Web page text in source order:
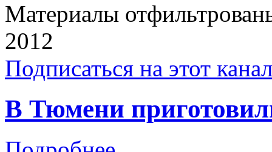
Материалы
2012
Подписаться на этот
В Тюмени